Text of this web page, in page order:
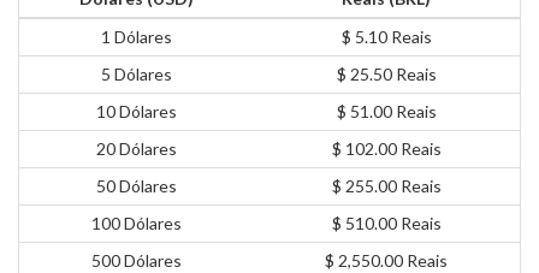
1 Dólares
$ 5.10 Reais
5 Dólares
$ 25.50 Reais
10 Dólares
$ 51.00 Reais
20 Dólares
$ 102.00 Reais
50 Dólares
$ 255.00 Reais
100 Dólares
$ 510.00 Reais
500 Dólares
$ 2,550.00 Reais